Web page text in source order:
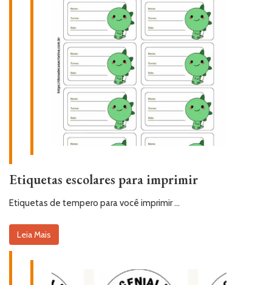
Etiquetas escolares para imprimir
Etiquetas de tempero para você imprimir …
Leia Mais